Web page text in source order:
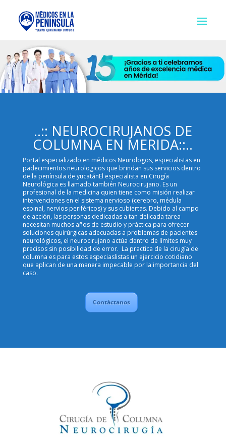
..:: NEUROCIRUJANOS DE
COLUMNA EN MERIDA::..
Portal especializado en médicos Neurologos, especialistas en
padecimientos neurologicos que brindan sus servicios dentro
de la península de yucatánEl especialista en Cirugía
Neurológica es llamado también Neurocirujano. Es un
profesional de la medicina quien tiene como misión realizar
intervenciones en el sistema nervioso (cerebro, médula
espinal, nervios periféricos) y sus cubiertas. Debido al campo
de acción, las personas dedicadas a tan delicada tarea
necesitan muchos años de estudio y práctica para ofrecer
soluciones quirúrgicas adecuadas a problemas de pacientes
neurológicos, el neurocirujano actúa dentro de límites muy
precisos sin posibilidad de error. La practica de la cirugía de
columna es para estos especiaslistas un ejercicio cotidiano
que aplican de una manera impecable por la importancia del
caso.
Contáctanos